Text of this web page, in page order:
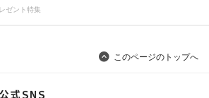
ゼント特集
このページのトップへ